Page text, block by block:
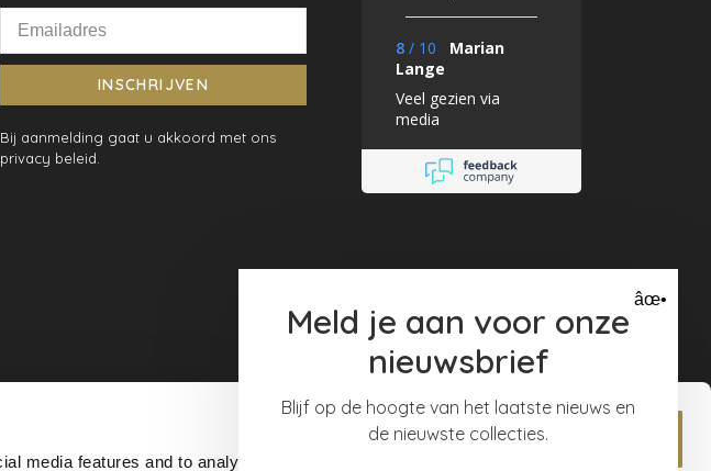
media features and to analyse our
Allow all
INSCHRIJVEN
Bij aanmelding gaat u akkoord met ons
privacy beleid.
8 / 10
Marian
Lange
Veel gezien via
media
âœ•
Meld je aan voor onze
nieuwsbrief
Blijf op de hoogte van het laatste nieuws en
de nieuwste collecties.